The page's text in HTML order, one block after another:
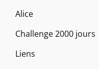
Alice
Challenge 2000 jours
Liens